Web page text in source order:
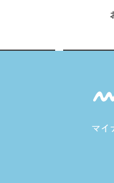
マイ